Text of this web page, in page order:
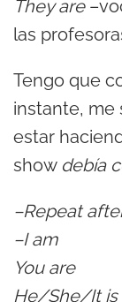
They are
las
Tengo que
instante, me
estar
show debía
–Repeat
–I am
You are
He/She/It is